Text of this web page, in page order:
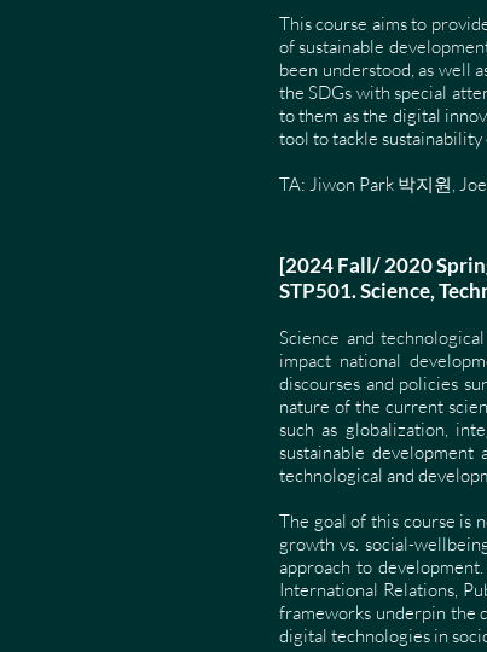
This course aims to
of sustainable
been understood, as well
the SDGs with special
to them as the digital
tool to tackle sustainability
TA: Jiwon Park 박지원,
[2024 Fall/ 2020
STP501. Science,
Science and
impact national
discourses and policies
nature of the current
such as globalization,
sustainable
technological and
The goal of this course is
growth vs. social-
approach to
International Relations,
frameworks underpin the
digital technologies in